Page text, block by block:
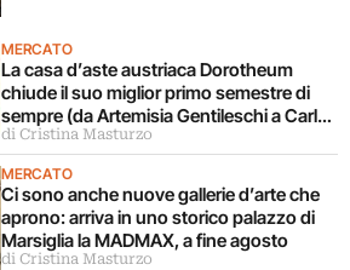
MERCATO
La casa d’aste austriaca Dorotheum
chiude il suo miglior primo semestre di
sempre (da Artemisia Gentileschi a Carla
Accardi)
di Cristina Masturzo
MERCATO
Ci sono anche nuove gallerie d’arte che
aprono: arriva in uno storico palazzo di
Marsiglia la MADMAX, a fine agosto
di Cristina Masturzo